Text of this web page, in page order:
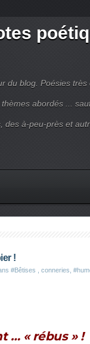
du blog. Poésies
abordés ...
des à-peu-près et
!
#Bêtises , conneries
… « rébus »!